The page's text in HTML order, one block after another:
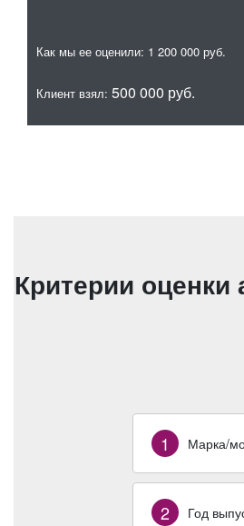
Как мы ее оценили: 1 200 000 руб.
Клиент взял: 500 000 руб.
Критерии оценки
1 Марка/
2 Год